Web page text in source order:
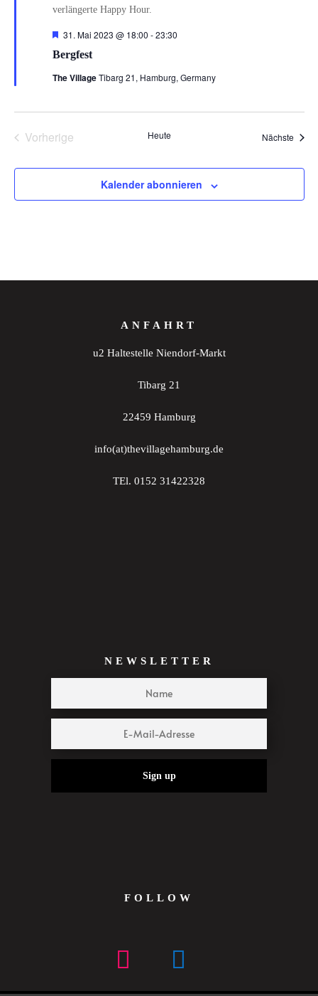
Bergfest
Hervorgehoben
31. Mai 2023 @ 18:00 -23:30
The VillageTibarg 21, Hamburg, Germany
Vorherige
Heute Nächste
Kalender abonnieren
ANFAHRT
u2 Haltestelle Niendorf-Markt
Tibarg 21
22459 Hamburg
info(at)thevillagehamburg.de
TEl. 0152 31422328
NEWSLETTER
Sign up
FOLLOW